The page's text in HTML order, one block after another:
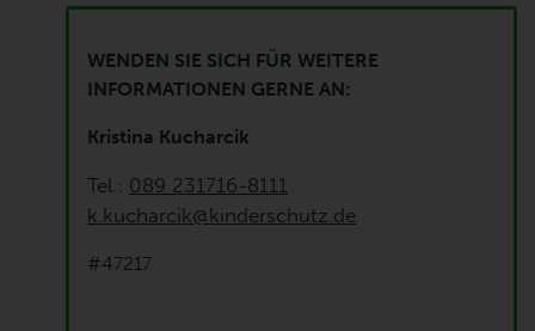
WENDEN SIE SICH FÜR WEITERE
INFORMATIONEN GERNE AN:
Kristina Kucharcik
Tel.: 089 231716-8111
k.kucharcik@kinderschutz.de
#47217